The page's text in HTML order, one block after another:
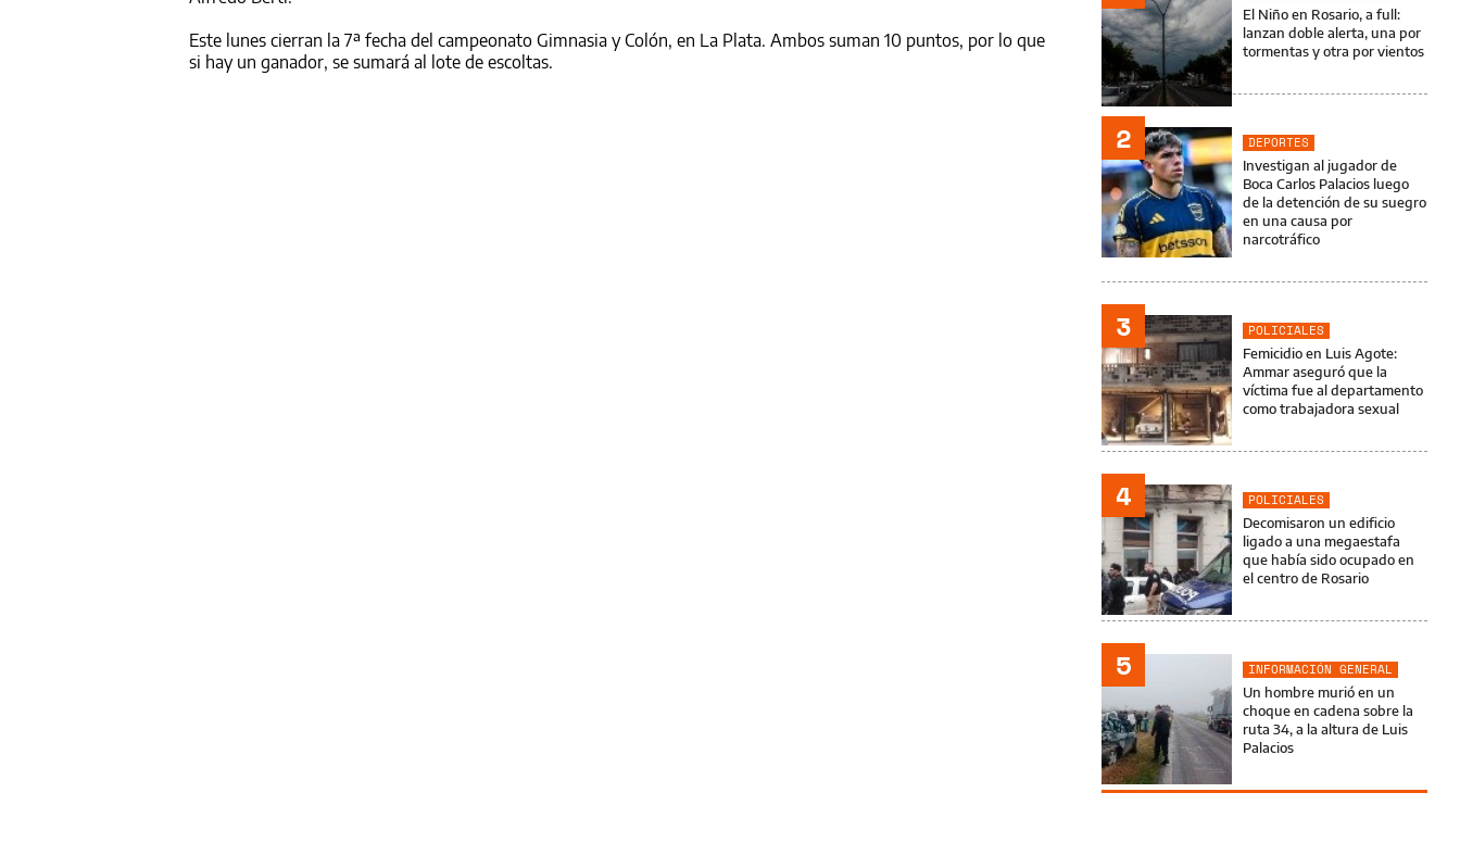
Este lunes cierran la 7ª fecha del campeonato Gimnasia y Colón, en La Plata. Ambos suman 10 puntos, por lo que
si hay un ganador, se sumará al lote de escoltas.
El Niño en Rosario, a full:
lanzan doble alerta, una por
tormentas y otra por vientos
2
DEPORTES
Investigan al jugador de
Boca Carlos Palacios luego
de la detención de su suegro
en una causa por
narcotráfico
3
POLICIALES
Femicidio en Luis Agote:
Ammar aseguró que la
víctima fue al departamento
como trabajadora sexual
4
POLICIALES
Decomisaron un edificio
ligado a una megaestafa
que había sido ocupado en
el centro de Rosario
5
INFORMACIÓN GENERAL
Un hombre murió en un
choque en cadena sobre la
ruta 34, a la altura de Luis
Palacios